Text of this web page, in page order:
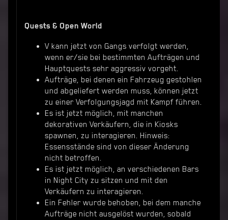
Quests & Open World
V kann jetzt von Gangs verfolgt werden,
wenn er/sie bei bestimmten Aufträgen und
Hauptquests sehr aggressiv vorgeht.
Aufträge, bei denen ein Fahrzeug gestohlen
und abgeliefert werden muss, können jetzt
zu einer Verfolgungsjagd mit Kampf führen.
Es ist jetzt möglich, mit manchen
dekorativen Verkäufern, die in Kiosks
spawnen, zu interagieren. Hinweis:
Essensstände sind von dieser Änderung
nicht betroffen.
Es ist jetzt möglich, an verschiedenen Bars
in Night City zu sitzen und mit den
Verkäufern zu interagieren.
Ein Fehler wurde behoben, bei dem manche
Aufträge nicht ausgelöst wurden, sobald